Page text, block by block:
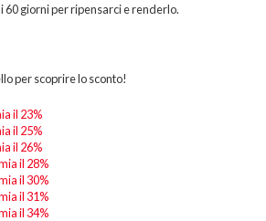
60 giorni per ripensarci e renderlo.
per scoprire lo sconto!
il 23%
il 25%
il 26%
il 28%
il 30%
il 31%
il 34%